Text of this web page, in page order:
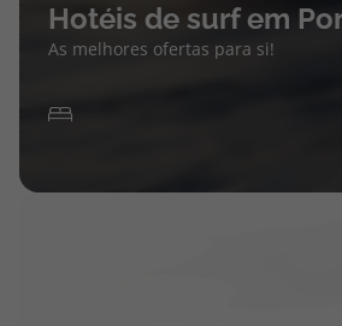
Hotéis de surf em
As melhores ofertas para si!